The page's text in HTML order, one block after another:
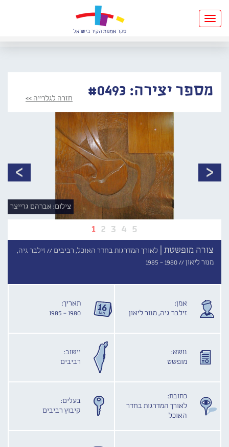
Toggle
navigation
מספר יצירה: #0493 חזרה לגלרייה >>
1 2 3 4 5
צילום: אברהם גרייצר
צורה מופשטת | לאורך המדרגות בחדר האוכל, רביבים // זילבר גיה,
מנור ליאון //1980 - 1985
אמן:
זילבר גיה, מנור ליאון
תאריך:
1980 - 1985
נושא:
מופשט
יישוב:
רביבים
כתובת:
לאורך המדרגות בחדר
האוכל
בעלים:
קיבוץ רביבים